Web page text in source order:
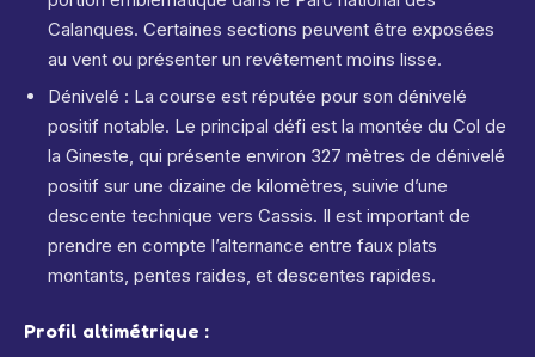
Calanques. Certaines sections peuvent être exposées
au vent ou présenter un revêtement moins lisse.
Dénivelé : La course est réputée pour son dénivelé
positif notable. Le principal défi est la montée du Col de
la Gineste, qui présente environ 327 mètres de dénivelé
positif sur une dizaine de kilomètres, suivie d’une
descente technique vers Cassis. Il est important de
prendre en compte l’alternance entre faux plats
montants, pentes raides, et descentes rapides.
Profil altimétrique :